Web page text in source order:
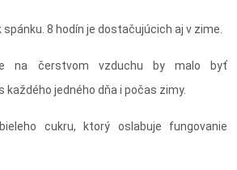
8 hodín je dostačujúcich aj v zime.
na čerstvom vzduchu by malo byť
jedného dňa i počas zimy.
cukru, ktorý oslabuje fungovanie